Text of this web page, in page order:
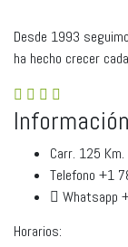
Desde 1993
ha hecho crecer
Carr. 125
Telefono +1
Whatsapp
Horarios: